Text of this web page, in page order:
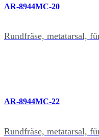
AR-8944MC-20
Rundfräse, metatarsal,
AR-8944MC-22
Rundfräse, metatarsal,